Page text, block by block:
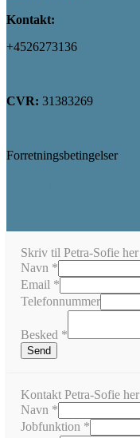
Kontakt:
+4526273136
CVR: 31383269
Forretningsbetingelser
Skriv til Petra-Sofie her
Navn *
Email *
Telefonnummer
Besked *
Send
Kontakt Petra-Sofie her
Telefonnummer
Jobfunktion
Navn *
Jobfunktion *